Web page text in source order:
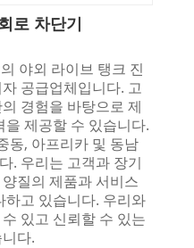
로 차단기
야외 라이브 탱크 진
공급업체입니다. 고
경험을 바탕으로 제
제공할 수 있습니다.
동, 아프리카 및 동남
. 우리는 고객과 장기
질의 제품과 서비스
하고 있습니다. 우리와
있고 신뢰할 수 있는
다.